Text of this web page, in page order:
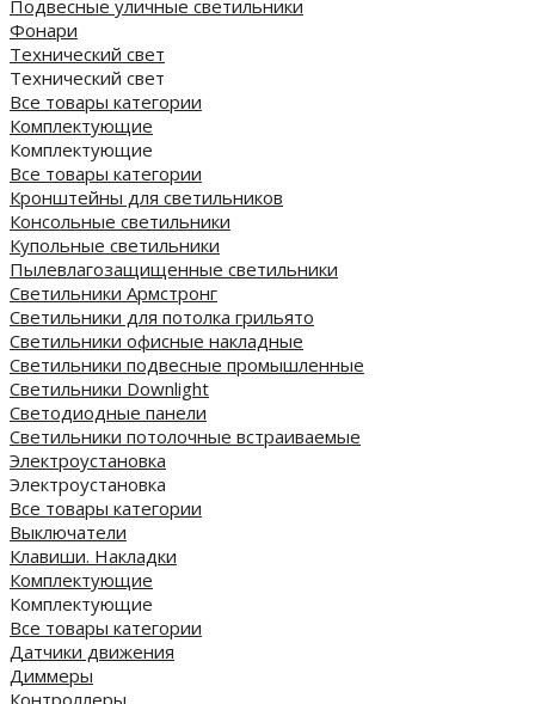
Подвесные уличные светильники
Фонари
Технический свет
Технический свет
Все товары категории
Комплектующие
Комплектующие
Все товары категории
Кронштейны для светильников
Консольные светильники
Купольные светильники
Пылевлагозащищенные светильники
Светильники Армстронг
Светильники для потолка грильято
Светильники офисные накладные
Светильники подвесные промышленные
Светильники Downlight
Светодиодные панели
Cветильники потолочные встраиваемые
Электроустановка
Электроустановка
Все товары категории
Выключатели
Клавиши. Накладки
Комплектующие
Комплектующие
Все товары категории
Датчики движения
Диммеры
Контроллеры